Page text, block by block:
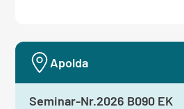
Apolda
Seminar-Nr.2026 B090 EK